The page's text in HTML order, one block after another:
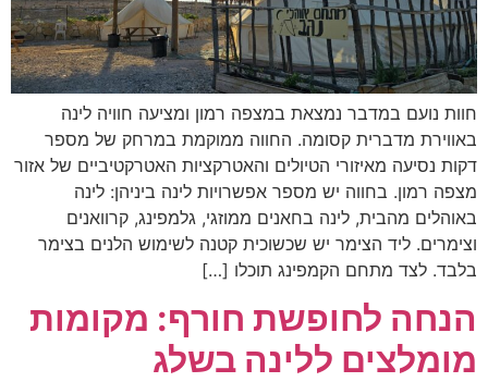
חוות נועם במדבר נמצאת במצפה רמון ומציעה חוויה לינה
באווירת מדברית קסומה. החווה ממוקמת במרחק של מספר
דקות נסיעה מאיזורי הטיולים והאטרקציות האטרקטיביים של אזור
מצפה רמון. בחווה יש מספר אפשרויות לינה ביניהן: לינה
באוהלים מהבית, לינה בחאנים ממוזגי, גלמפינג, קרוואנים
וצימרים. ליד הצימר יש שכשוכית קטנה לשימוש הלנים בצימר
בלבד. לצד מתחם הקמפינג תוכלו […]
הנחה לחופשת חורף: מקומות
מומלצים ללינה בשלג